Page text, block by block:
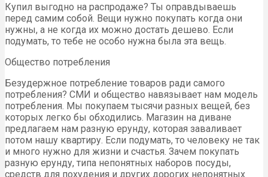
Купил выгодно на распродаже? Ты оправдываешь
перед самим собой. Вещи нужно покупать когда они
нужны, а не когда их можно достать дешево. Если
подумать, то тебе не особо нужна была эта вещь.
Общество потребления
Безудержное потребление товаров ради самого
потребления? СМИ и общество навязывает нам модель
потребления. Мы покупаем тысячи разных вещей, без
которых легко бы обходились. Магазин на диване
предлагаем нам разную ерунду, которая заваливает
потом нашу квартиру. Если подумать, то человеку не так
и много нужно для жизни и счастья. Зачем покупать
разную ерунду, типа непонятных наборов посуды,
средств для похудения и других дорогих непонятных